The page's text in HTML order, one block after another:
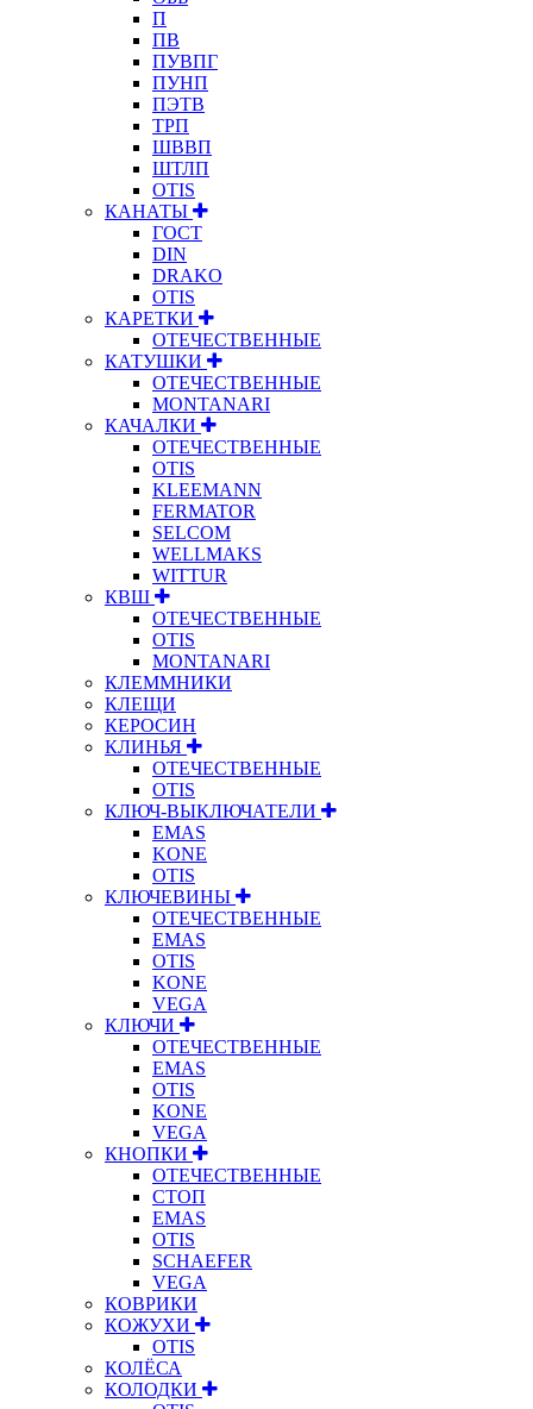
П
ПВ
ПУВПГ
ПУНП
ПЭТВ
ТРП
ШВВП
ШТЛП
OTIS
КАНАТЫ
ГОСТ
DIN
DRAKO
OTIS
КАРЕТКИ
ОТЕЧЕСТВЕННЫЕ
КАТУШКИ
ОТЕЧЕСТВЕННЫЕ
MONTANARI
КАЧАЛКИ
ОТЕЧЕСТВЕННЫЕ
OTIS
KLEEMANN
FERMATOR
SELCOM
WELLMAKS
WITTUR
КВШ
ОТЕЧЕСТВЕННЫЕ
OTIS
MONTANARI
КЛЕММНИКИ
КЛЕЩИ
КЕРОСИН
КЛИНЬЯ
ОТЕЧЕСТВЕННЫЕ
OTIS
КЛЮЧ-ВЫКЛЮЧАТЕЛИ
EMAS
KONE
OTIS
КЛЮЧЕВИНЫ
ОТЕЧЕСТВЕННЫЕ
EMAS
OTIS
KONE
VEGA
КЛЮЧИ
ОТЕЧЕСТВЕННЫЕ
EMAS
OTIS
KONE
VEGA
КНОПКИ
ОТЕЧЕСТВЕННЫЕ
СТОП
EMAS
OTIS
SCHAEFER
VEGA
КОВРИКИ
КОЖУХИ
OTIS
КОЛЁСА
КОЛОДКИ